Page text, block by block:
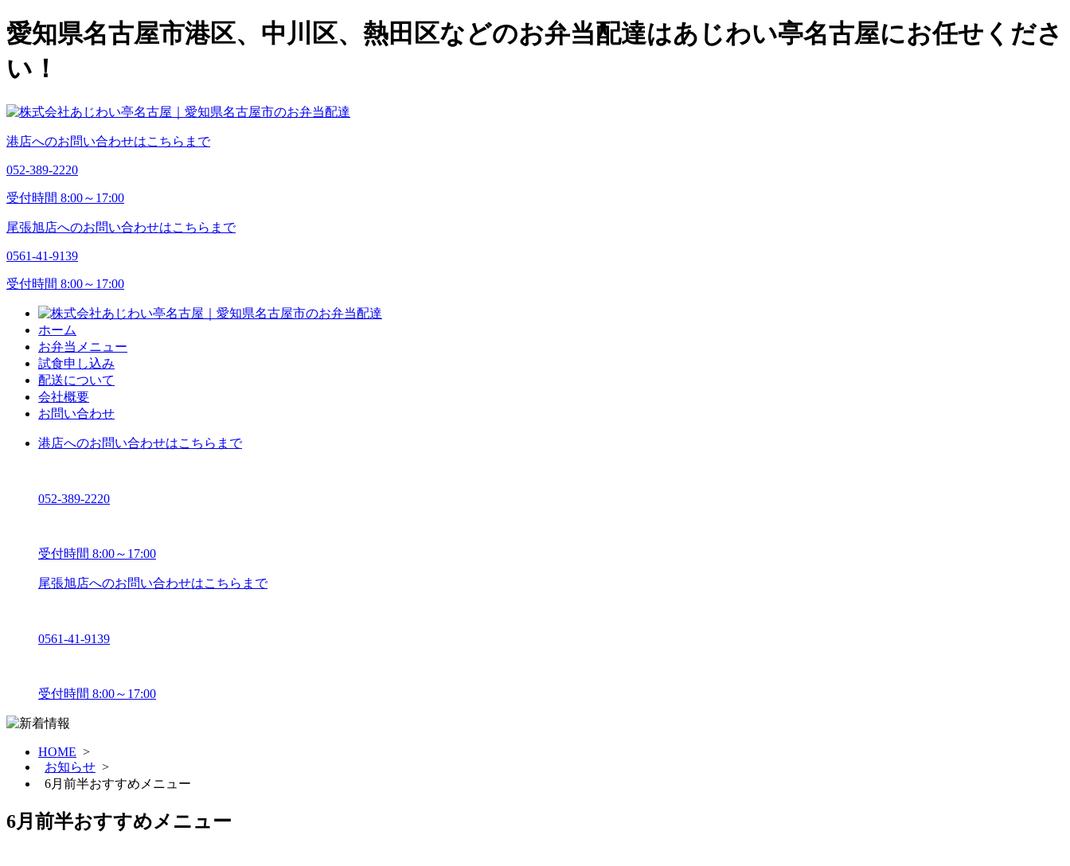
愛知県名古屋市港区、中川区、熱田区などのお弁当配達はあじわい亭名古屋にお任せくださ
い！
港店へのお問い合わせはこちらまで
052-389-2220
受付時間 8:00～17:00
尾張旭店へのお問い合わせはこちらまで
0561-41-9139
受付時間 8:00～17:00
ホーム
お弁当メニュー
試食申し込み
配送について
会社概要
お問い合わせ
港店へのお問い合わせはこちらまで
052-389-2220
受付時間 8:00～17:00
尾張旭店へのお問い合わせはこちらまで
0561-41-9139
受付時間 8:00～17:00
HOME >
お知らせ >
6月前半おすすめメニュー
6月前半おすすめメニュー